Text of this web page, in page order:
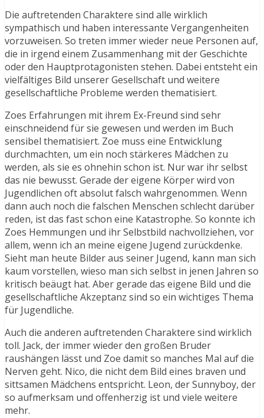
Die auftretenden Charaktere sind alle wirklich
sympathisch und haben interessante Vergangenheiten
vorzuweisen. So treten immer wieder neue Personen auf,
die in irgend einem Zusammenhang mit der Geschichte
oder den Hauptprotagonisten stehen. Dabei entsteht ein
vielfältiges Bild unserer Gesellschaft und weitere
gesellschaftliche Probleme werden thematisiert.
Zoes Erfahrungen mit ihrem Ex-Freund sind sehr
einschneidend für sie gewesen und werden im Buch
sensibel thematisiert. Zoe muss eine Entwicklung
durchmachten, um ein noch stärkeres Mädchen zu
werden, als sie es ohnehin schon ist. Nur war ihr selbst
das nie bewusst. Gerade der eigene Körper wird von
Jugendlichen oft absolut falsch wahrgenommen. Wenn
dann auch noch die falschen Menschen schlecht darüber
reden, ist das fast schon eine Katastrophe. So konnte ich
Zoes Hemmungen und ihr Selbstbild nachvollziehen, vor
allem, wenn ich an meine eigene Jugend zurückdenke.
Sieht man heute Bilder aus seiner Jugend, kann man sich
kaum vorstellen, wieso man sich selbst in jenen Jahren so
kritisch beäugt hat. Aber gerade das eigene Bild und die
gesellschaftliche Akzeptanz sind so ein wichtiges Thema
für Jugendliche.
Auch die anderen auftretenden Charaktere sind wirklich
toll. Jack, der immer wieder den großen Bruder
raushängen lässt und Zoe damit so manches Mal auf die
Nerven geht. Nico, die nicht dem Bild eines braven und
sittsamen Mädchens entspricht. Leon, der Sunnyboy, der
so aufmerksam und offenherzig ist und viele weitere
mehr.